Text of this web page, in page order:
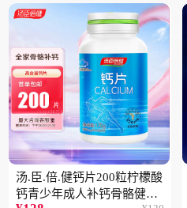
汤.臣.倍.健钙片200粒柠檬酸
钙青少年成人补钙骨骼健康